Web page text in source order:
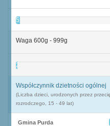
5
Waga 600g - 999g
2
Współczynnik dzietności ogólnej
(Liczba dzieci, urodzonych przez
rozrodczego, 15 - 49 lat)
Gmina Purda